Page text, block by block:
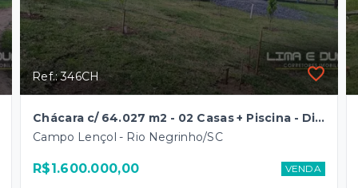
Ref.: 346CH
Chácara c/ 64.027 m2 - 02 Casas + Piscina - Divisa c/ o Rio Negro
Campo Lençol - Rio Negrinho/SC
R$1.600.000,00 VENDA